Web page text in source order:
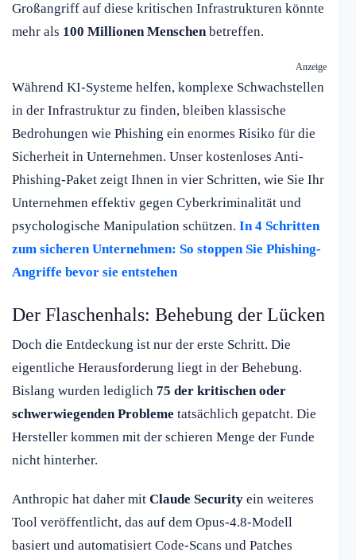
Großangriff auf diese kritischen Infrastrukturen könnte
mehr als 100 Millionen Menschenbetreffen.
Anzeige
Während KI-Systeme helfen, komplexe Schwachstellen
in der Infrastruktur zu finden, bleiben klassische
Bedrohungen wie Phishing ein enormes Risiko für die
Sicherheit in Unternehmen. Unser kostenloses Anti-
Phishing-Paket zeigt Ihnen in vier Schritten, wie Sie Ihr
Unternehmen effektiv gegen Cyberkriminalität und
psychologische Manipulation schützen. In 4 Schritten
zum sicheren Unternehmen: So stoppen Sie Phishing-
Angriffe bevor sie entstehen
Der Flaschenhals: Behebung der Lücken
Doch die Entdeckung ist nur der erste Schritt. Die
eigentliche Herausforderung liegt in der Behebung.
Bislang wurden lediglich 75 der kritischen oder
schwerwiegenden Probleme tatsächlich gepatcht. Die
Hersteller kommen mit der schieren Menge der Funde
nicht hinterher.
Anthropic hat daher mit Claude Security ein weiteres
Tool veröffentlicht, das auf dem Opus-4.8-Modell
basiert und automatisiert Code-Scans und Patches